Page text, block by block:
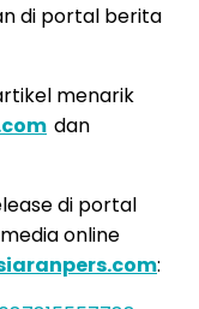
di portal berita
menarik
dan
di portal
online
: